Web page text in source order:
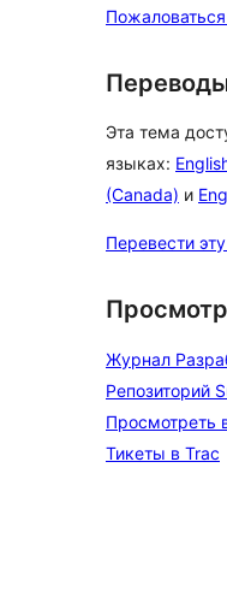
Эта тема
языках:
(Canada) и
Перевести
Журнал
Репозиторий
Просмотреть
Тикеты в Trac